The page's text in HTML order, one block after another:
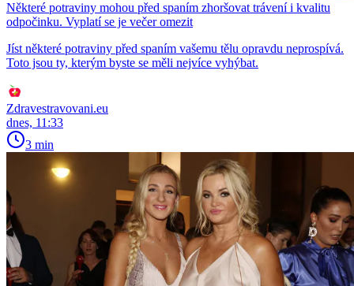
Některé potraviny mohou před spaním zhoršovat trávení i kvalitu
odpočinku. Vyplatí se je večer omezit
Jíst některé potraviny před spaním vašemu tělu opravdu neprospívá.
Toto jsou ty, kterým byste se měli nejvíce vyhýbat.
Zdravestravovani.eu
dnes, 11:33
3 min